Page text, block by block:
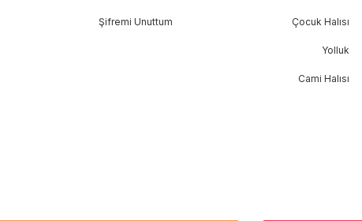
Şifremi Unuttum Çocuk Halısı
Yolluk
Cami Halısı